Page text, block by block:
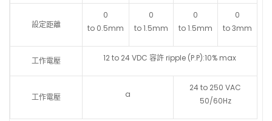
設定距離
0
to 0.5mm
0
to 1.5mm
0
to 1.5mm
0
to 3mm
工作電壓 12 to 24 VDC 容許 ripple (P.P):10% max
工作電壓 a
24 to 250 VAC
50/60Hz